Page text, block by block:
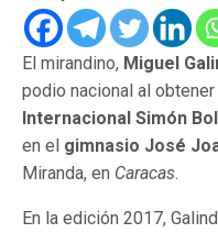
El mirandino, Miguel
podio nacional al
Internacional Simón
en el gimnasio José
Miranda, en Caracas.
En la edición 2017,